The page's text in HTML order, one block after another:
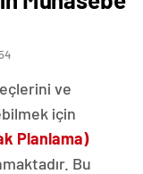
ve
için
Planlama)
Bu